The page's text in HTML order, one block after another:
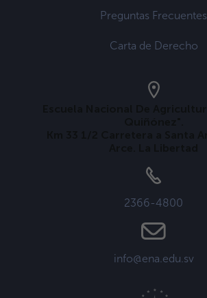
Preguntas Frecuentes
Carta de Derecho
2366-4800
info@ena.edu.sv